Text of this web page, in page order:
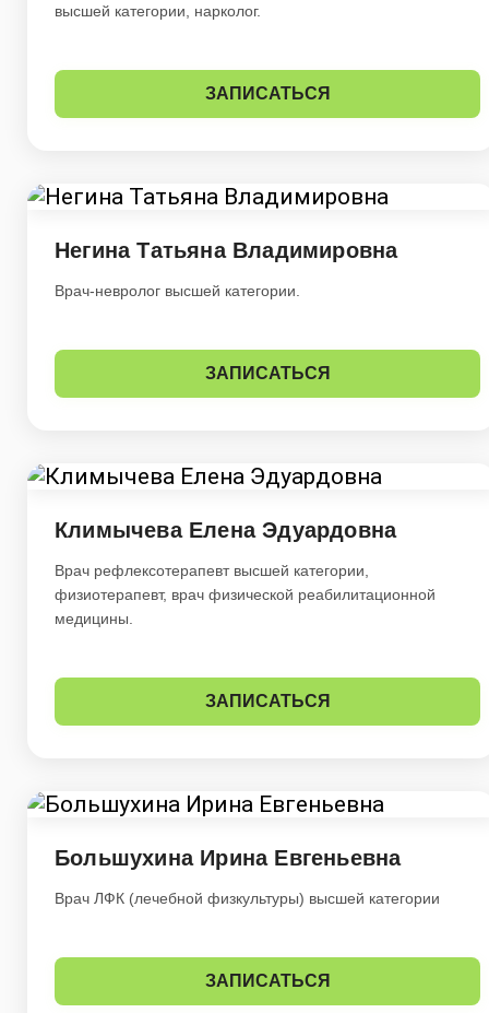
высшей категории, нарколог.
ЗАПИСАТЬСЯ
Негина Татьяна Владимировна
Врач-невролог высшей категории.
ЗАПИСАТЬСЯ
Климычева Елена Эдуардовна
Врач рефлексотерапевт высшей категории,
физиотерапевт, врач физической реабилитационной
медицины.
ЗАПИСАТЬСЯ
Большухина Ирина Евгеньевна
Врач ЛФК (лечебной физкультуры) высшей категории
ЗАПИСАТЬСЯ